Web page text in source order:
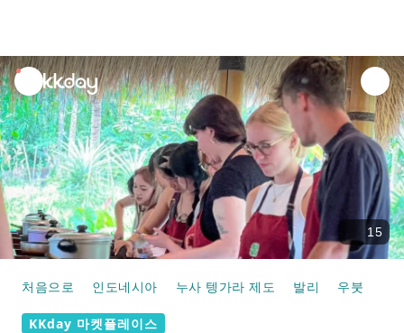
unread
notifications
15
처음으로 인도네시아 누사 텡가라 제도 발리 우붓
KKday 마켓플레이스